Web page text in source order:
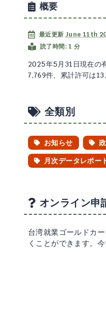
概要
最近更新 June 11th
読了時間: 1 分
2025年5月31日現在の
7,769件、累計許可は
全類別
お知らせ
月次データレポー
オンライン申
台湾就業ゴールドカ
くことができます。